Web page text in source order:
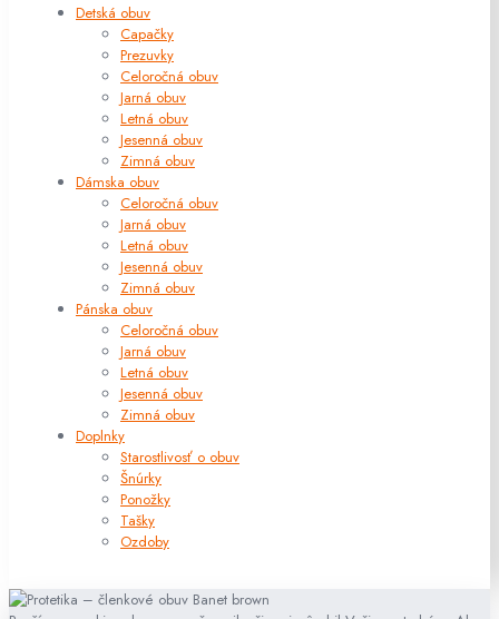
Detská obuv
Capačky
Prezuvky
Celoročná obuv
Jarná obuv
Letná obuv
Jesenná obuv
Zimná obuv
Dámska obuv
Celoročná obuv
Jarná obuv
Letná obuv
Jesenná obuv
Zimná obuv
Pánska obuv
Celoročná obuv
Jarná obuv
Letná obuv
Jesenná obuv
Zimná obuv
Doplnky
Starostlivosť o obuv
Šnúrky
Ponožky
Tašky
Ozdoby